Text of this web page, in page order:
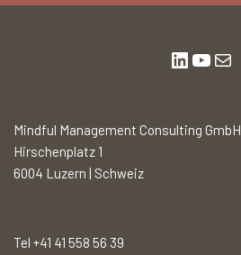
Mindful Management Consulting GmbH
Hirschenplatz 1
6004 Luzern | Schweiz
Tel +41 41 558 56 39